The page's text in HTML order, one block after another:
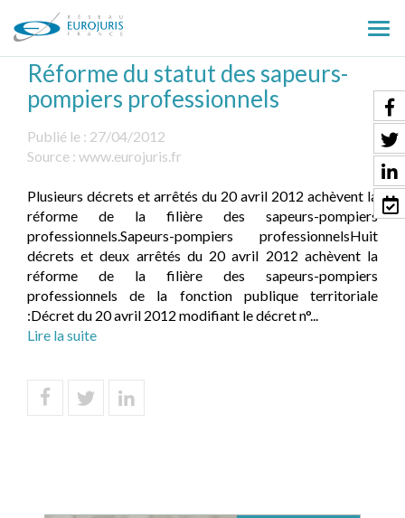
le
Réforme du statut des sapeurs-
pompiers professionnels
Publié le : 27/04/2012
Source : www.eurojuris.fr
Plusieurs décrets et arrêtés du 20 avril 2012 achèvent la
réforme de la filière des sapeurs-pompiers
professionnels.Sapeurs-pompiers professionnelsHuit
décrets et deux arrêtés du 20 avril 2012 achèvent la
réforme de la filière des sapeurs-pompiers
professionnels de la fonction publique territoriale
:Décret du 20 avril 2012 modifiant le décret n°...
Lire la suite